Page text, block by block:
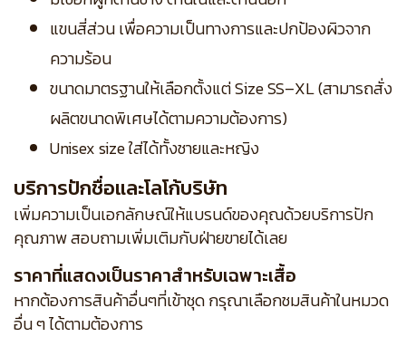
แขนสี่ส่วน เพื่อความเป็นทางการและปกป้องผิวจาก
ความร้อน
ขนาดมาตรฐานให้เลือกตั้งแต่ Size SS–XL (สามารถสั่ง
ผลิตขนาดพิเศษได้ตามความต้องการ)
Unisex size ใส่ได้ทั้งชายและหญิง
บริการปักชื่อและโลโก้บริษัท
เพิ่มความเป็นเอกลักษณ์ให้แบรนด์ของคุณด้วยบริการปัก
คุณภาพ สอบถามเพิ่มเติมกับฝ่ายขายได้เลย
ราคาที่แสดงเป็นราคาสำหรับเฉพาะเสื้อ
หากต้องการสินค้าอื่นๆที่เข้าชุด กรุณาเลือกชมสินค้าในหมวด
อื่น ๆ ได้ตามต้องการ